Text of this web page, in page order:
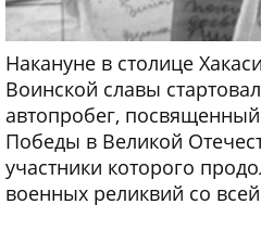
Накануне в столице
Воинской славы
автопробег,
Победы в Великой
участники которого
военных реликвий со